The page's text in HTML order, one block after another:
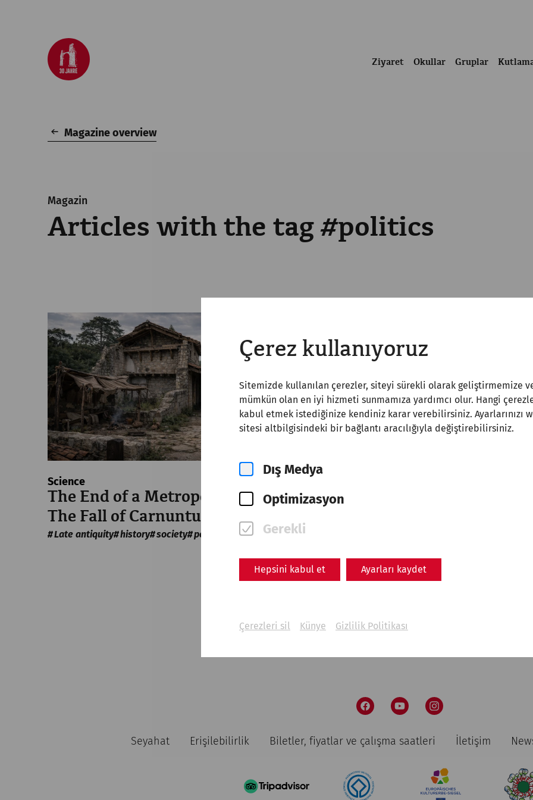
Çerez kullanıyoruz
Sitemizde kullanılan çerezler, siteyi sürekli olarak geliştirmemize
mümkün olan en iyi hizmeti sunmamıza yardımcı olur. Hangi
kabul etmek istediğinize kendiniz karar verebilirsiniz. Ayarlarınızı
sitesi altbilgisindeki bir bağlantı aracılığıyla değiştirebilirsiniz.
Dış Medya
Optimizasyon
Gerekli
Hepsini kabul et Ayarları kaydet
Çerezleri sil Künye Gizlilik Politikası
Ziyaret Okullar Gruplar
Magazine overview
Magazin
Articles with the tag #politics
Science
The End of a Metropolis –
The Fall of Carnuntum
Late antiquity history society politics
Science
Marcus Aurelius in
Carnuntum: an Emperor
between War and Philosophy
Military politics emperors
Seyahat Erişilebilirlik Biletler, fiyatlar ve çalışma saatleri İletişim